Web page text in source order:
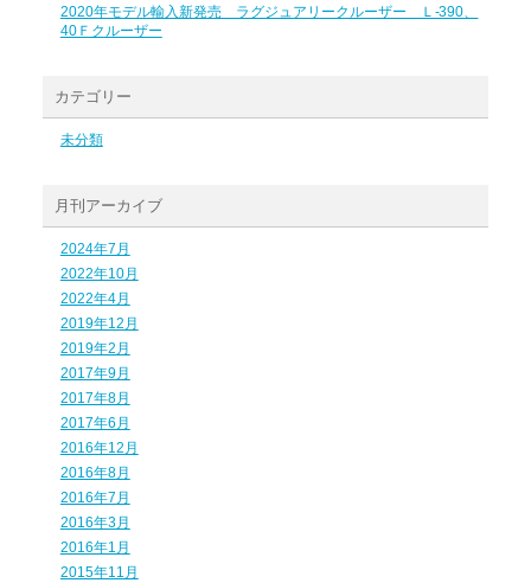
2020年モデル輸入新発売 ラグジュアリークルーザー Ｌ-390、
40Ｆクルーザー
カテゴリー
未分類
月刊アーカイブ
2024年7月
2022年10月
2022年4月
2019年12月
2019年2月
2017年9月
2017年8月
2017年6月
2016年12月
2016年8月
2016年7月
2016年3月
2016年1月
2015年11月